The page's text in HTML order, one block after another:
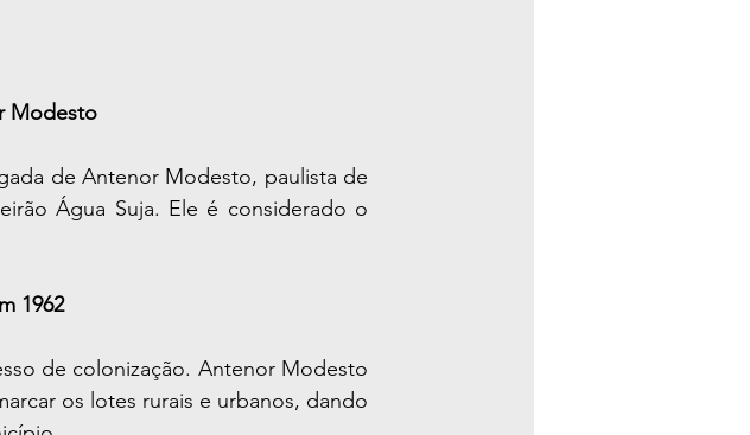
Modesto
de Antenor Modesto, paulista de
Água Suja. Ele é considerado o
1962
de colonização. Antenor Modesto
os lotes rurais e urbanos, dando